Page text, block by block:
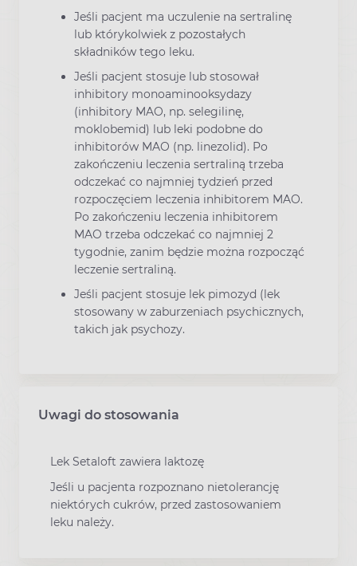
Jeśli pacjent ma uczulenie na sertralinę
lub którykolwiek z pozostałych
składników tego leku.
Jeśli pacjent stosuje lub stosował
inhibitory monoaminooksydazy
(inhibitory MAO, np. selegilinę,
moklobemid) lub leki podobne do
inhibitorów MAO (np. linezolid). Po
zakończeniu leczenia sertraliną trzeba
odczekać co najmniej tydzień przed
rozpoczęciem leczenia inhibitorem MAO.
Po zakończeniu leczenia inhibitorem
MAO trzeba odczekać co najmniej 2
tygodnie, zanim będzie można rozpocząć
leczenie sertraliną.
Jeśli pacjent stosuje lek pimozyd (lek
stosowany w zaburzeniach psychicznych,
takich jak psychozy.
Uwagi do stosowania
Lek Setaloft zawiera laktozę
Jeśli u pacjenta rozpoznano nietolerancję
niektórych cukrów, przed zastosowaniem
leku należy.